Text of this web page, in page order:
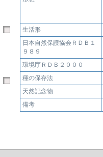
生活形
日本自然保護協会ＲＤＢ１
９８９
環境庁ＲＤＢ２０００
種の保存法
天然記念物
備考